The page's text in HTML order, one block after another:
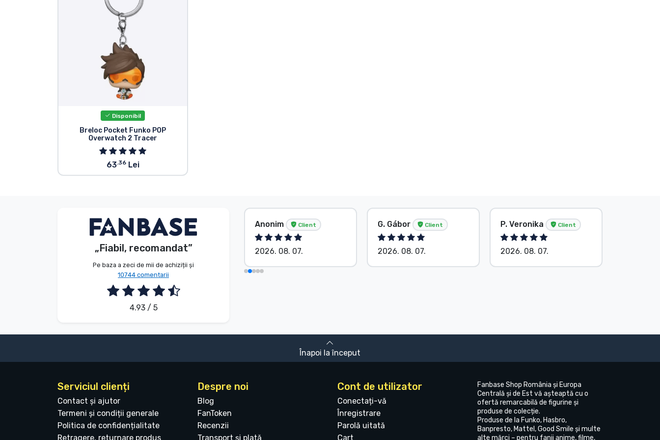
Disponibil
Breloc Pocket Funko POP
Overwatch 2 Tracer
63.36Lei
„Fiabil, recomandat”
Pe baza a zeci de mii de achiziții și
10744 comentarii
4.93 / 5
Anonim Client
2026. 08. 07.
Anonim Client
2026. 08. 07.
G. Gábor Client
2026. 08. 07.
P. Veronika Client
2026. 08. 07.
Înapoi la început
Serviciul clienți
Contact și ajutor
Termeni și condiții generale
Politica de confidențialitate
Retragere, returnare produs
Despre noi
Blog
FanToken
Recenzii
Transport și plată
Cont de utilizator
Conectați-vă
Înregistrare
Parolă uitată
Cart
Fanbase Shop România și Europa
Centrală și de Est vă așteaptă cu o
ofertă remarcabilă de figurine și
produse de colecție.
Produse de la Funko, Hasbro,
Banpresto, Mattel, Good Smile și multe
alte mărci – pentru fanii anime, filme,
Sortare după desene
Sortare după Anime
Sortare după jocuri
Sortare după sport
Tipuri de produse